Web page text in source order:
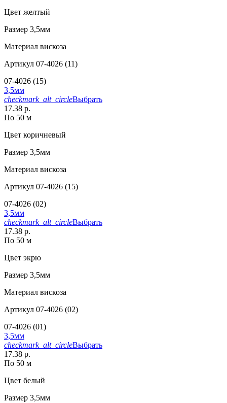
Цвет желтый
Размер 3,5мм
Материал вискоза
Артикул 07-4026 (11)
07-4026 (15)
3,5мм
checkmark_alt_circleВыбрать
17.38 р.
По 50 м
Цвет коричневый
Размер 3,5мм
Материал вискоза
Артикул 07-4026 (15)
07-4026 (02)
3,5мм
checkmark_alt_circleВыбрать
17.38 р.
По 50 м
Цвет экрю
Размер 3,5мм
Материал вискоза
Артикул 07-4026 (02)
07-4026 (01)
3,5мм
checkmark_alt_circleВыбрать
17.38 р.
По 50 м
Цвет белый
Размер 3,5мм